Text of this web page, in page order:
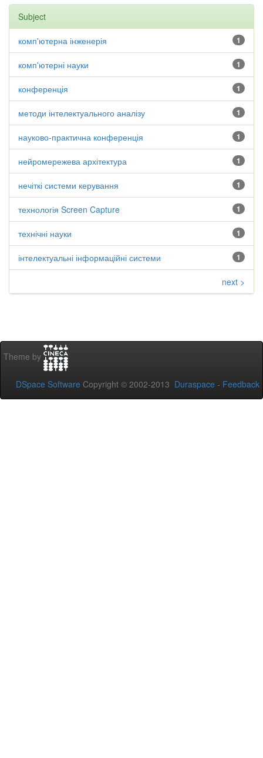
Subject
1
комп'ютерна інженерія
1
комп'ютерні науки
1
конференція
1
методи інтелектуального аналізу
1
науково-практична конференція
1
нейромережева архітектура
1
нечіткі системи керування
1
технологія Screen Capture
1
технічні науки
1
інтелектуальні інформаційні системи
next >
Theme by
DSpace Software Copyright © 2002-2013 Duraspace - Feedback